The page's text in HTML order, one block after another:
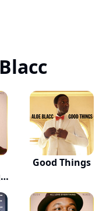
Good Things